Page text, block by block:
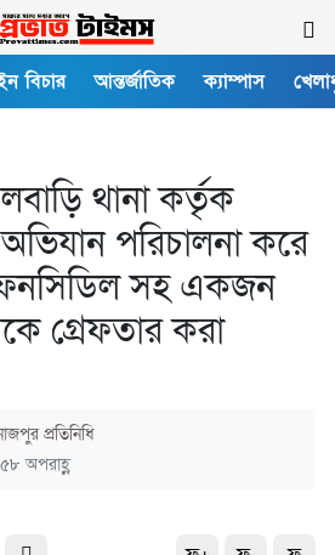
বিচার আন্তর্জাতিক ক্যাম্পাস
থানা কর্তৃক
পরিচালনা করে
সহ একজন
গ্রেফতার করা
প্রতিনিধি
অপরাহ্ণ